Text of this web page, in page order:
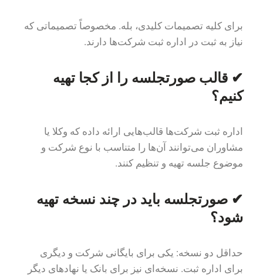
برای کلیه تصمیمات کلیدی، بله. مخصوصاً تصمیماتی که
نیاز به ثبت در اداره ثبت شرکت‌ها دارند.
✔ قالب صورتجلسه را از کجا تهیه
کنیم؟
اداره ثبت شرکت‌ها قالب‌هایی ارائه داده که وکلا یا
مشاوران می‌توانند آن‌ها را متناسب با نوع شرکت و
موضوع جلسه تهیه و تنظیم کنند.
✔ صورتجلسه باید در چند نسخه تهیه
شود؟
حداقل دو نسخه: یکی برای بایگانی شرکت و دیگری
برای اداره ثبت. نسخه‌ای نیز برای بانک یا نهادهای دیگر